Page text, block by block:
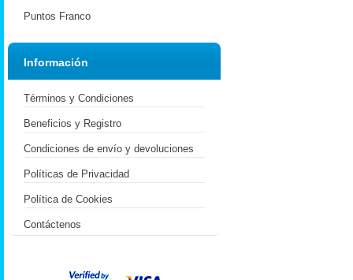
Puntos Franco
Información
Términos y Condiciones
Beneficios y Registro
Condiciones de envío y devoluciones
Políticas de Privacidad
Política de Cookies
Contáctenos